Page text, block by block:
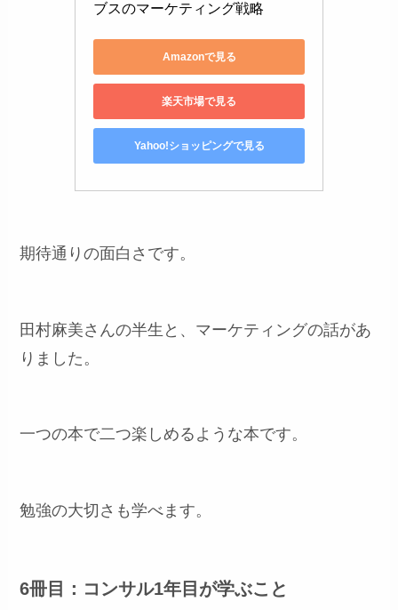
ブスのマーケティング戦略
Amazonで見る
楽天市場で見る
Yahoo!ショッピングで見る
期待通りの面白さです。
田村麻美さんの半生と、マーケティングの話があ
りました。
一つの本で二つ楽しめるような本です。
勉強の大切さも学べます。
6冊目：コンサル1年目が学ぶこと